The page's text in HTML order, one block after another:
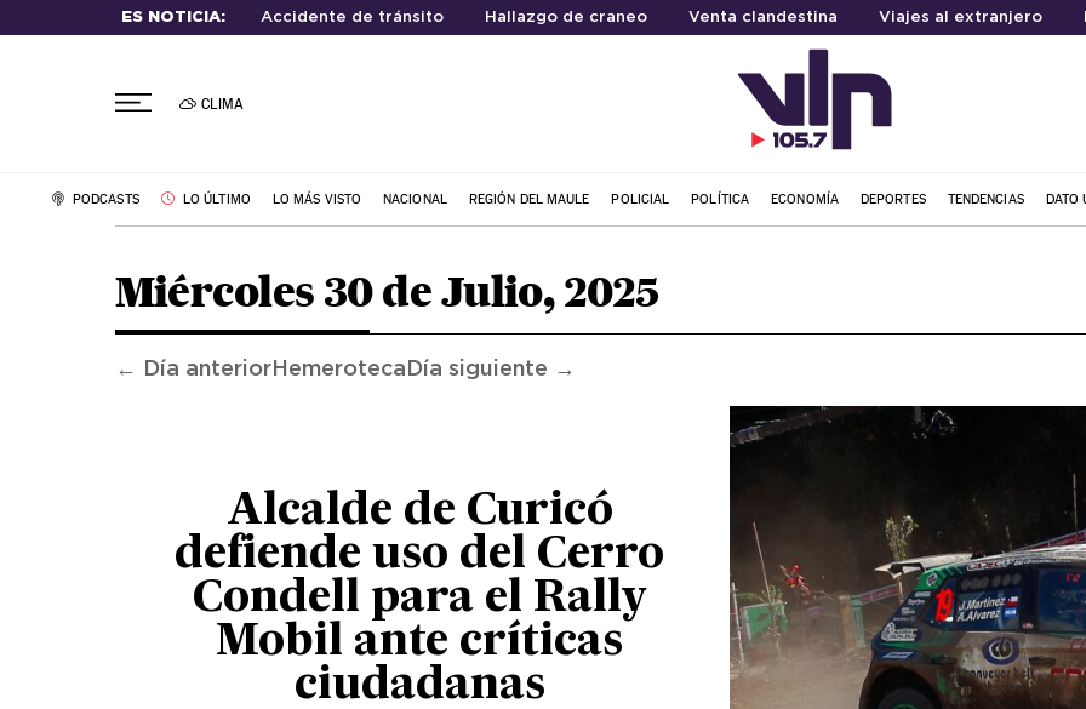
ES NOTICIA: Accidente de tránsito Hallazgo de craneo Venta clandestina Viajes al extranjero
CLIMA
PODCASTS LO ÚLTIMO LO MÁS VISTO NACIONAL REGIÓN DEL MAULE POLICIAL POLÍTICA ECONOMÍA DEPORTES TENDENCIAS DATO
Miércoles 30 de Julio, 2025
← Día anteriorHemeroteca Día siguiente →
Alcalde de Curicó
defiende uso del Cerro
Condell para el Rally
Mobil ante críticas
ciudadanas